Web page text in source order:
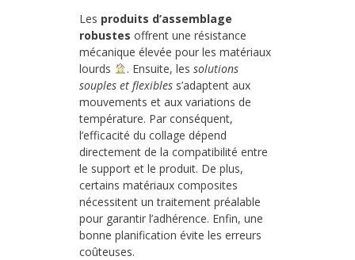
Les produits d’assemblage
robustes offrent une résistance
mécanique élevée pour les matériaux
lourds
. Ensuite, les solutions
souples et flexibles s’adaptent aux
mouvements et aux variations de
température. Par conséquent,
l’efficacité du collage dépend
directement de la compatibilité entre
le support et le produit. De plus,
certains matériaux composites
nécessitent un traitement préalable
pour garantir l’adhérence. Enfin, une
bonne planification évite les erreurs
coûteuses.